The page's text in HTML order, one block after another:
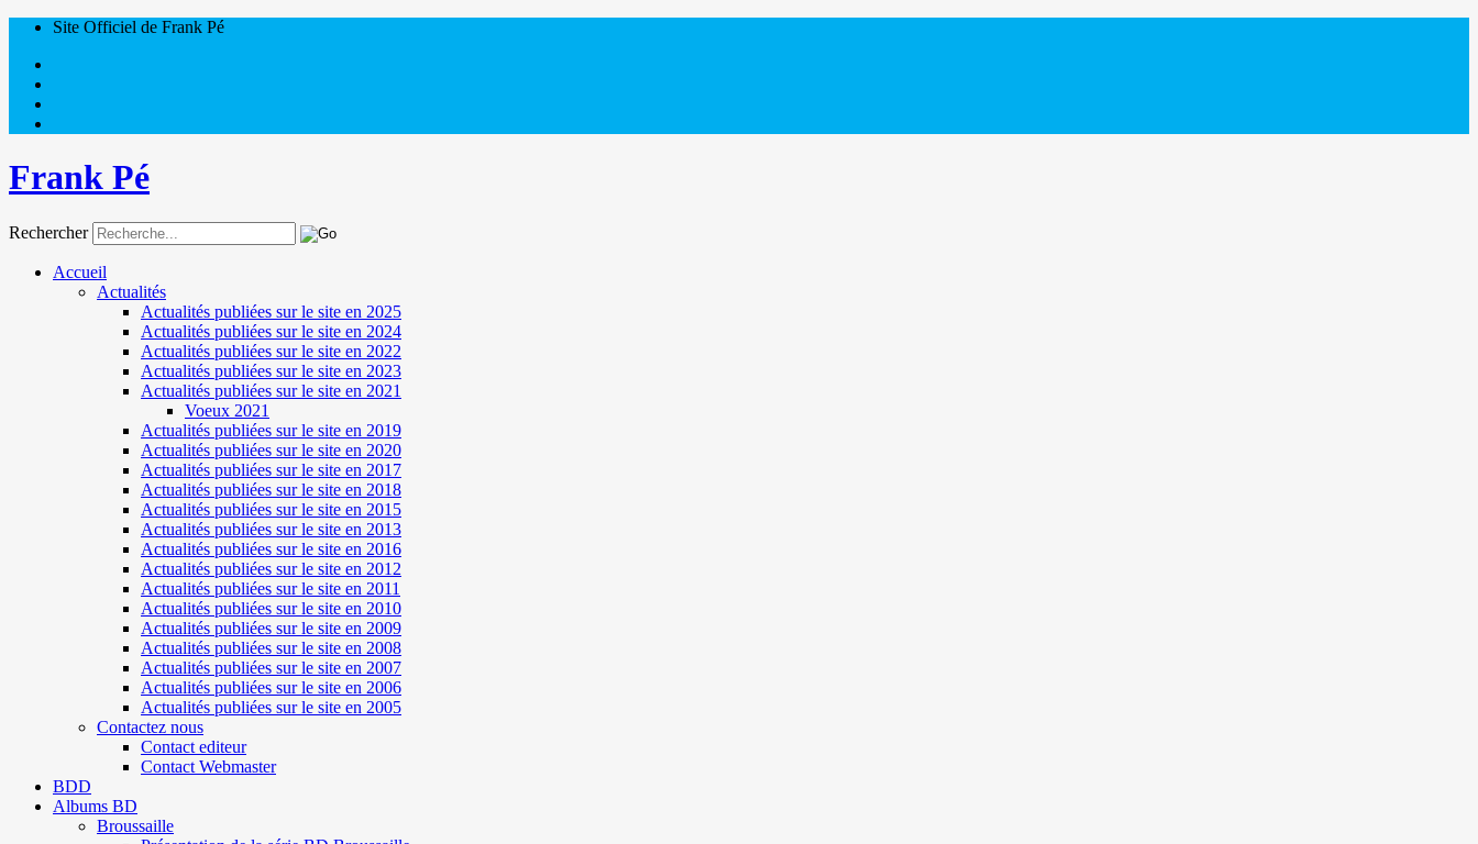
Site Officiel de Frank Pé
Frank Pé
Rechercher
Accueil
Actualités
Actualités publiées sur le site en 2025
Actualités publiées sur le site en 2024
Actualités publiées sur le site en 2022
Actualités publiées sur le site en 2023
Actualités publiées sur le site en 2021
Voeux 2021
Actualités publiées sur le site en 2019
Actualités publiées sur le site en 2020
Actualités publiées sur le site en 2017
Actualités publiées sur le site en 2018
Actualités publiées sur le site en 2015
Actualités publiées sur le site en 2013
Actualités publiées sur le site en 2016
Actualités publiées sur le site en 2012
Actualités publiées sur le site en 2011
Actualités publiées sur le site en 2010
Actualités publiées sur le site en 2009
Actualités publiées sur le site en 2008
Actualités publiées sur le site en 2007
Actualités publiées sur le site en 2006
Actualités publiées sur le site en 2005
Contactez nous
Contact editeur
Contact Webmaster
BDD
Albums BD
Broussaille